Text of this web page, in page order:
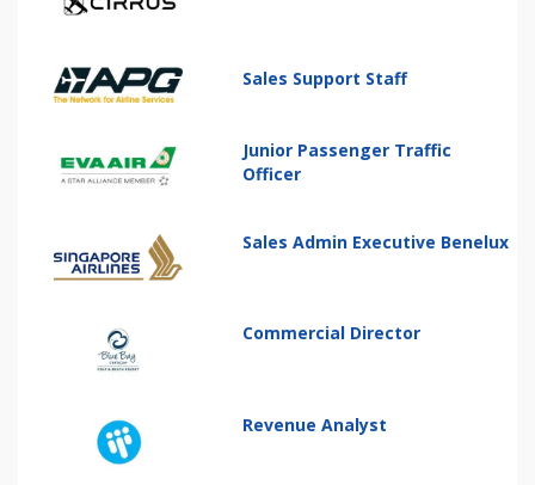
Sales Support Staff
Junior Passenger Traffic
Officer
Sales Admin Executive Benelux
Commercial Director
Revenue Analyst